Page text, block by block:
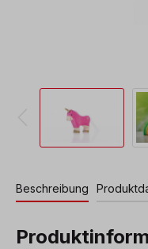
Beschreibung